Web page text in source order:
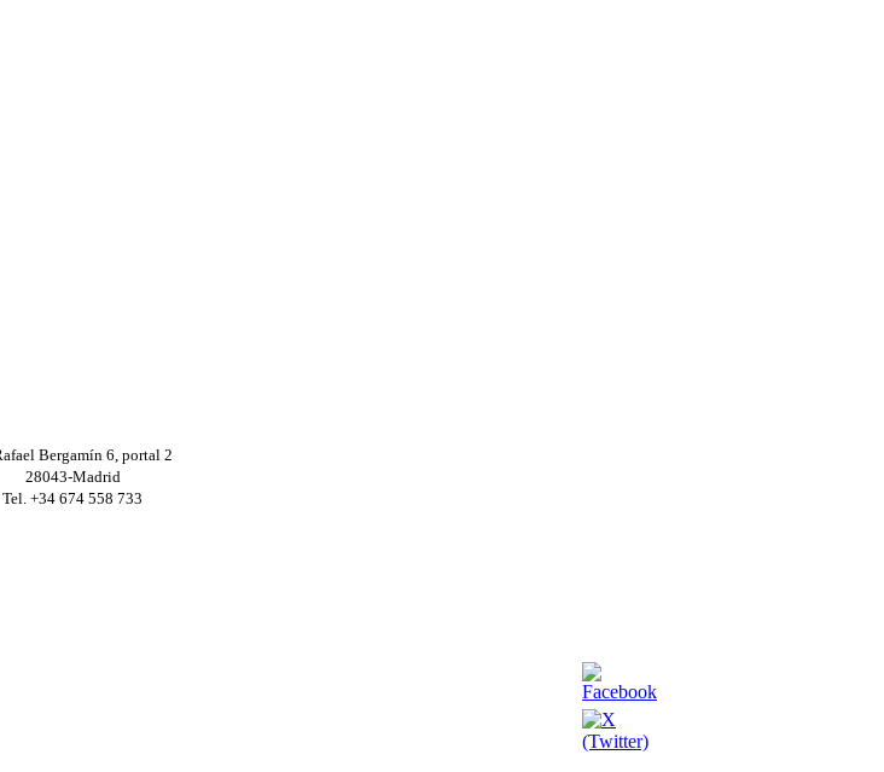
Bergamín 6, portal 2
28043-Madrid
Tel. +34 674 558 733